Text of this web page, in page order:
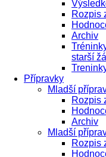
Rozpis
Archiv
starší
Přípravky
Mladší
Rozpis
Archiv
Mladší
Rozpis